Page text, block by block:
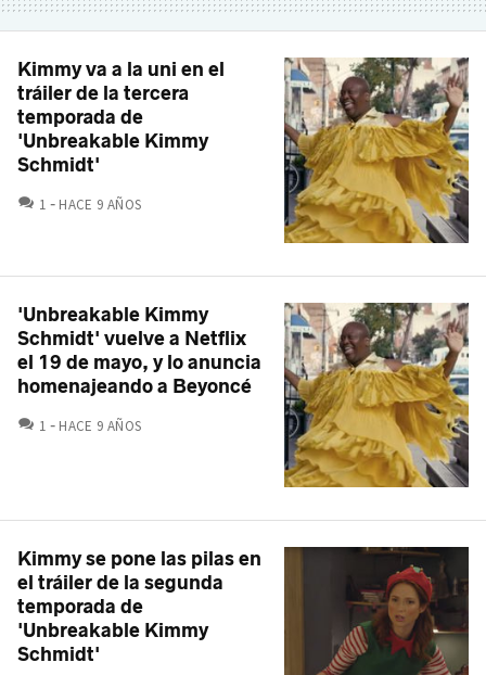
Kimmy va a la uni en el
tráiler de la tercera
temporada de
'Unbreakable Kimmy
Schmidt'
1 COMENTARIOS
HACE 9 AÑOS
'Unbreakable Kimmy
Schmidt' vuelve a Netflix
el 19 de mayo, y lo anuncia
homenajeando a Beyoncé
1 COMENTARIOS
HACE 9 AÑOS
Kimmy se pone las pilas en
el tráiler de la segunda
temporada de
'Unbreakable Kimmy
Schmidt'